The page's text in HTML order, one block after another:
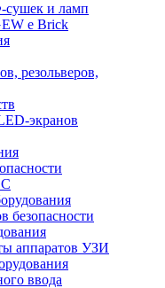
сушек и ламп
e Brick
резольверов,
экранов
безопасности
аппаратов УЗИ
ввода